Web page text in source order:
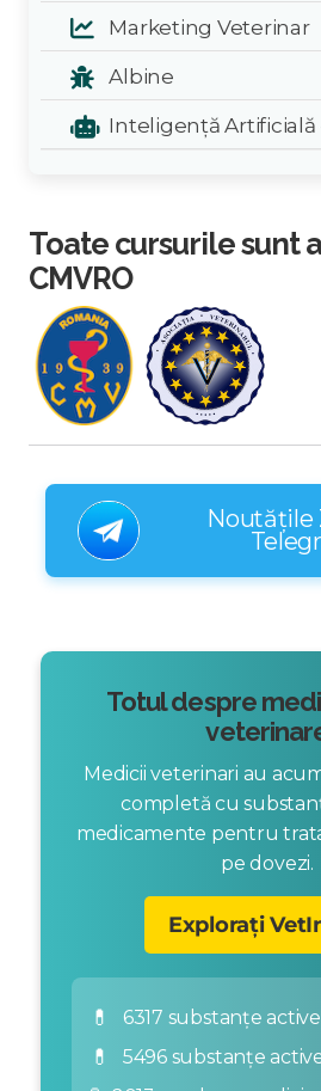
Marketing Veterinar
Albine
Inteligență Artificială
Toate cursurile sunt
CMVRO
Noutățile
Totul despre
Medicii veterinari au
completă cu
medicamente pentru
pe dovezi.
Explorați
💊 6317 substanțe
💊 5496 substanțe